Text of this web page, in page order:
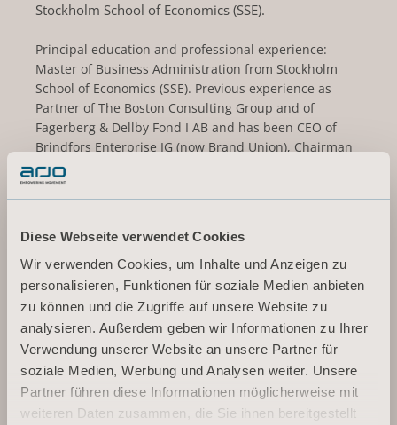
Diese Webseite verwendet Cookies
Wir verwenden Cookies, um Inhalte und Anzeigen zu
personalisieren, Funktionen für soziale Medien anbieten
zu können und die Zugriffe auf unsere Website zu
analysieren. Außerdem geben wir Informationen zu Ihrer
Verwendung unserer Website an unsere Partner für
soziale Medien, Werbung und Analysen weiter. Unsere
Partner führen diese Informationen möglicherweise mit
weiteren Daten zusammen, die Sie ihnen bereitgestellt
Stockholm School of Economics (SSE).
Principal education and professional experience:
Master of Business Administration from Stockholm
School of Economics (SSE). Previous experience as
Partner of The Boston Consulting Group and of
Fagerberg & Dellby Fond I AB and has been CEO of
Brindfors Enterprise IG (now Brand Union), Chairman
of Fasadgruppen Group AB (publ), Vice Chairman of
Norrporten and BICO AB (publ), and Board member of
Cybercom Group AB, Kavli Holding AS, SJ AB and the
Academy of Engineering.
Other current assignments/positions: Board member
of Getinge AB (publ), Elanders AB (publ), Lifco AB
(publ), Linc AB (publ), Royal Dramatic Theatre and
Werksta Holdco AB.
Holding (own and related parties): 25 000 series B-
shares